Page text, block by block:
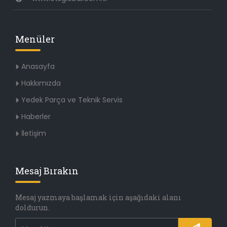
Menüler
Anasayfa
Hakkımızda
Yedek Parça ve Teknik Servis
Haberler
İletişim
Mesaj Bırakın
Mesaj yazmaya başlamak için aşağıdaki alanı
doldurun.